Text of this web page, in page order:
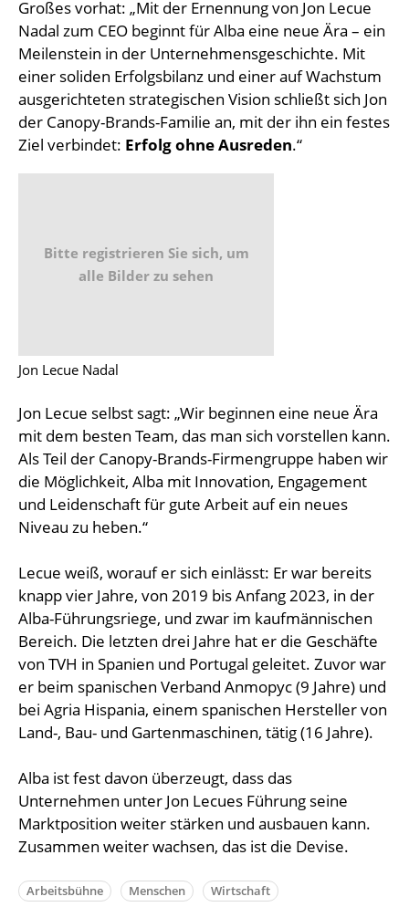
Großes vorhat: „Mit der Ernennung von Jon Lecue
Nadal zum CEO beginnt für Alba eine neue Ära – ein
Meilenstein in der Unternehmensgeschichte. Mit
einer soliden Erfolgsbilanz und einer auf Wachstum
ausgerichteten strategischen Vision schließt sich Jon
der Canopy-Brands-Familie an, mit der ihn ein festes
Ziel verbindet: Erfolg ohne Ausreden.“
Bitte registrieren Sie sich, um
alle Bilder zu sehen
Jon Lecue Nadal
Jon Lecue selbst sagt: „Wir beginnen eine neue Ära
mit dem besten Team, das man sich vorstellen kann.
Als Teil der Canopy-Brands-Firmengruppe haben wir
die Möglichkeit, Alba mit Innovation, Engagement
und Leidenschaft für gute Arbeit auf ein neues
Niveau zu heben.“
Lecue weiß, worauf er sich einlässt: Er war bereits
knapp vier Jahre, von 2019 bis Anfang 2023, in der
Alba-Führungsriege, und zwar im kaufmännischen
Bereich. Die letzten drei Jahre hat er die Geschäfte
von TVH in Spanien und Portugal geleitet. Zuvor war
er beim spanischen Verband Anmopyc (9 Jahre) und
bei Agria Hispania, einem spanischen Hersteller von
Land-, Bau- und Gartenmaschinen, tätig (16 Jahre).
Alba ist fest davon überzeugt, dass das
Unternehmen unter Jon Lecues Führung seine
Marktposition weiter stärken und ausbauen kann.
Zusammen weiter wachsen, das ist die Devise.
Arbeitsbühne Menschen
Wirtschaft